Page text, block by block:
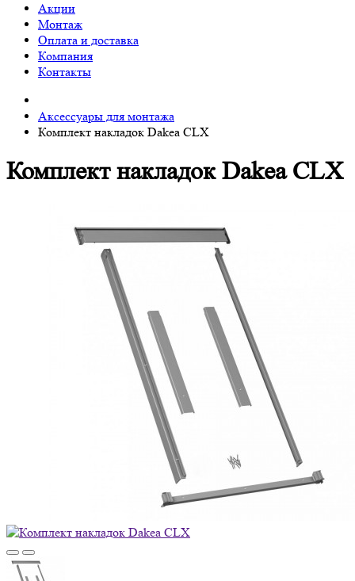
Акции
Монтаж
Оплата и доставка
Компания
Контакты
Аксессуары для монтажа
Комплект накладок Dakea CLX
Комплект накладок Dakea CLX